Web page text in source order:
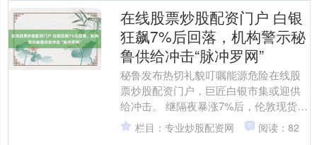
在线股票炒股配资门户 白银
狂飙7%后回落，机构警示秘
鲁供给冲击“脉冲罗网”
秘鲁发布热切礼貌叮嘱能源危险在线股
票炒股配资门户，巨匠白银市集或迎供
给冲击。 继隔夜暴涨7%后，伦敦现货白
银5月12日盘中最高波及87好意思元/盎
司，创近两个月....
栏目：专业炒股配资网 阅读：82